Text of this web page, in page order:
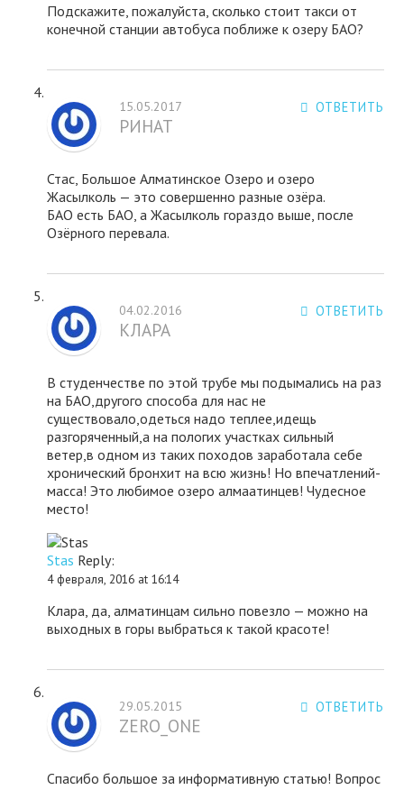
Подскажите, пожалуйста, сколько стоит такси от
конечной станции автобуса поближе к озеру БАО?
ОТВЕТИТЬ
15.05.2017
РИНАТ
Стас, Большое Алматинское Озеро и озеро
Жасылколь — это совершенно разные озёра.
БАО есть БАО, а Жасылколь гораздо выше, после
Озёрного перевала.
ОТВЕТИТЬ
04.02.2016
КЛАРА
В студенчестве по этой трубе мы подымались на раз
на БАО,другого способа для нас не
существовало,одеться надо теплее,идещь
разгоряченный,а на пологих участках сильный
ветер,в одном из таких походов заработала себе
хронический бронхит на всю жизнь! Но впечатлений-
масса! Это любимое озеро алмаатинцев! Чудесное
место!
Stas Reply:
4 февраля, 2016 at 16:14
Клара, да, алматинцам сильно повезло — можно на
выходных в горы выбраться к такой красоте!
ОТВЕТИТЬ
29.05.2015
ZERO_ONE
Спасибо большое за информативную статью! Вопрос